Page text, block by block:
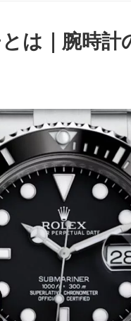
は｜腕時計